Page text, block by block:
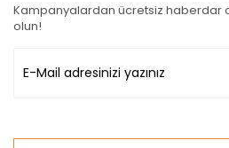
Kampanyalardan ücretsiz haberdar
olun!